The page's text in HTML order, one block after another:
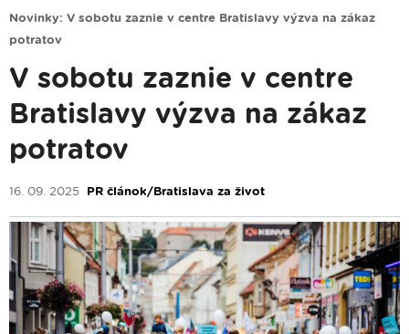
Novinky: V sobotu zaznie v centre Bratislavy výzva na zákaz
potratov
V sobotu zaznie v centre
Bratislavy výzva na zákaz
potratov
16. 09. 2025 PR článok/Bratislava za život